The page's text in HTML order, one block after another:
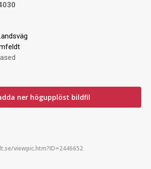
ner högupplöst bildfil